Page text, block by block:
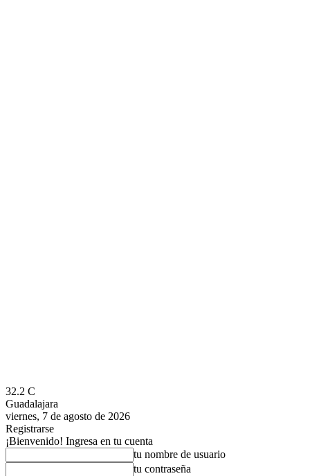
32.2 C
Guadalajara
viernes, 7 de agosto de 2026
Registrarse
¡Bienvenido! Ingresa en tu cuenta
tu nombre de usuario
tu contraseña